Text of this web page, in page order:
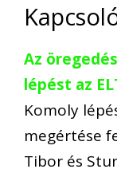
Az
lépést az
Komoly
megértése
Tibor és